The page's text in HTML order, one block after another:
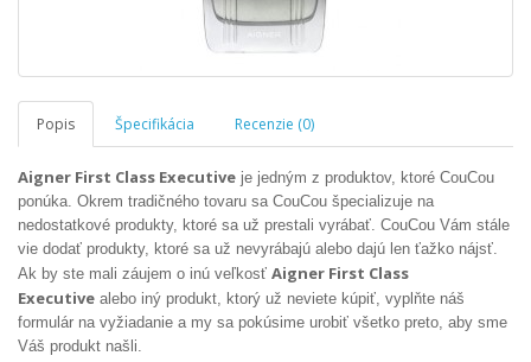
Popis Špecifikácia Recenzie (0)
Aigner First Class Executive je jedným z produktov, ktoré CouCou
ponúka. Okrem tradičného tovaru sa CouCou špecializuje na
nedostatkové produkty, ktoré sa už prestali vyrábať. CouCou Vám stále
vie dodať produkty, ktoré sa už nevyrábajú alebo dajú len ťažko nájsť.
Ak by ste mali záujem o inú veľkosť Aigner First Class
Executive alebo iný produkt, ktorý už neviete kúpiť, vyplňte náš
formulár na vyžiadanie a my sa pokúsime urobiť všetko preto, aby sme
Váš produkt našli.